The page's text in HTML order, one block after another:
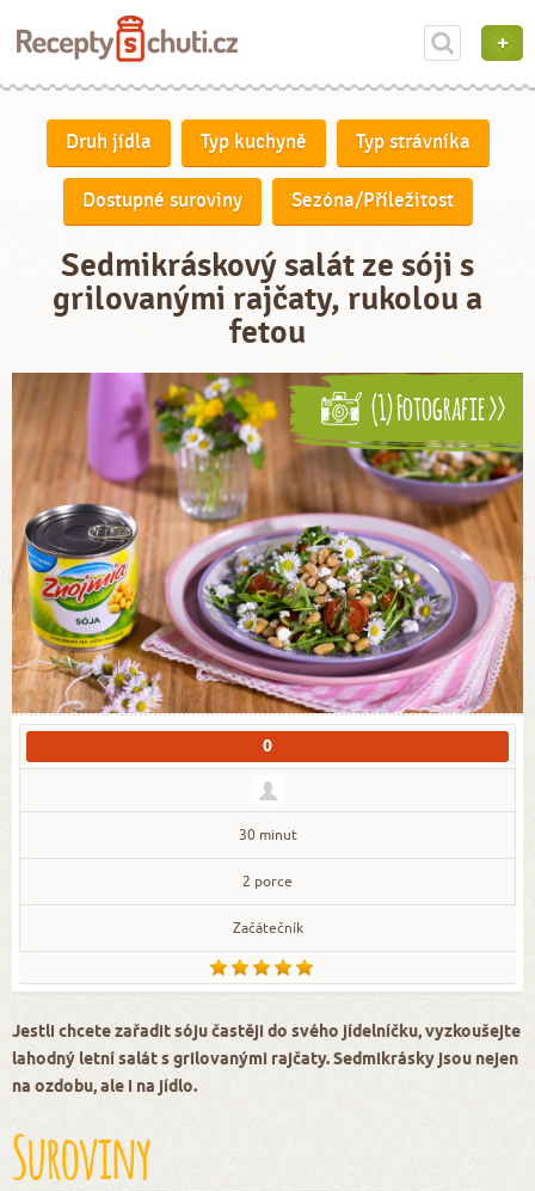
Druh jídla Typ kuchyně Typ strávníka
Dostupné suroviny Sezóna/Příležitost
Sedmikráskový salát ze sóji s
grilovanými rajčaty, rukolou a
fetou
(1) Fotografie >>
0
30 minut
2 porce
Začátečník
Jestli chcete zařadit sóju častěji do svého jídelníčku, vyzkoušejte
lahodný letní salát s grilovanými rajčaty. Sedmikrásky jsou nejen
na ozdobu, ale i na jídlo.
Suroviny